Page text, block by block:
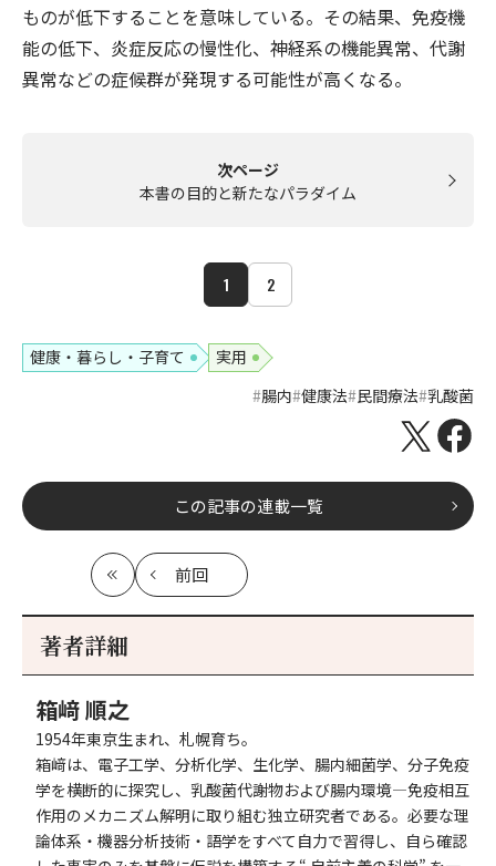
ものが低下することを意味している。その結果、免疫機
能の低下、炎症反応の慢性化、神経系の機能異常、代謝
異常などの症候群が発現する可能性が高くなる。
次ページ
本書の目的と新たなパラダイム
1 2
健康・暮らし・子育て
実用
腸内 健康法 民間療法 乳酸菌
この記事の連載一覧
最
初
前回
記
著者詳細
箱﨑 順之
1954年東京生まれ、札幌育ち。
箱﨑は、電子工学、分析化学、生化学、腸内細菌学、分子免疫
学を横断的に探究し、乳酸菌代謝物および腸内環境—免疫相互
作用のメカニズム解明に取り組む独立研究者である。必要な理
論体系・機器分析技術・語学をすべて自力で習得し、自ら確認